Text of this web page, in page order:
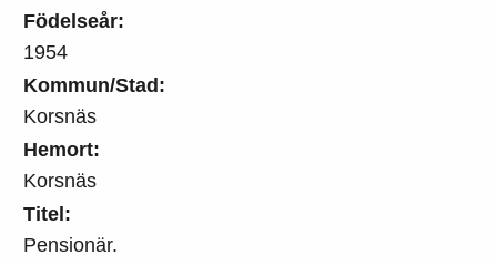
Födelseår:
1954
Kommun/Stad:
Korsnäs
Hemort:
Korsnäs
Titel:
Pensionär.